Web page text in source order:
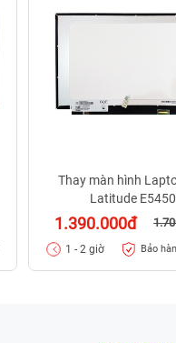
Thay màn hình
Latitude E5450
1.390.000đ
1 - 2 giờ Bảo